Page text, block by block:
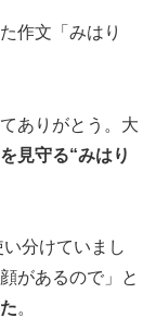
作文「みはり
ありがとう。大
見守る“みはり
い分けていまし
があるので」と
。